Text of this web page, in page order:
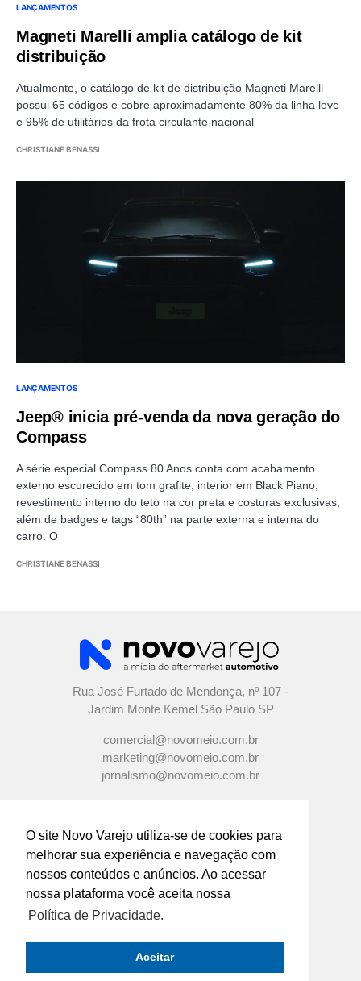
O site Novo Varejo utiliza-se de cookies para
melhorar sua experiência e navegação com
nossos conteúdos e anúncios. Ao acessar
nossa plataforma você aceita nossa
Política de Privacidade.
Aceitar
LANÇAMENTOS
Magneti Marelli amplia catálogo de kit
distribuição
Atualmente, o catálogo de kit de distribuição Magneti Marelli
possui 65 códigos e cobre aproximadamente 80% da linha leve
e 95% de utilitários da frota circulante nacional
CHRISTIANE BENASSI
LANÇAMENTOS
Jeep® inicia pré-venda da nova geração do
Compass
A série especial Compass 80 Anos conta com acabamento
externo escurecido em tom grafite, interior em Black Piano,
revestimento interno do teto na cor preta e costuras exclusivas,
além de badges e tags “80th” na parte externa e interna do
carro. O
CHRISTIANE BENASSI
Rua José Furtado de Mendonça, nº 107 -
Jardim Monte Kemel São Paulo SP
comercial@novomeio.com.br
marketing@novomeio.com.br
jornalismo@novomeio.com.br
CONFIRA AS NOSSAS REDES
SOCIAIS
O principal canal de comunicação de grandes
indústrias e distribuidores com os
empresários e profissionais das lojas de
componentes automotivos em todo o Brasil.